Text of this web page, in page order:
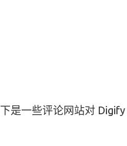
是一些评论网站对 Digify